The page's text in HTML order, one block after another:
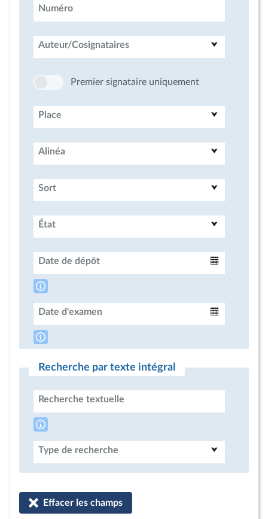
Numéro
Auteur/Cosignataires
Premier signataire uniquement
Place
Alinéa
Sort
État
Date de dépôt
Date d'examen
Recherche par texte intégral
Recherche textuelle
Type de recherche
Effacer les champs